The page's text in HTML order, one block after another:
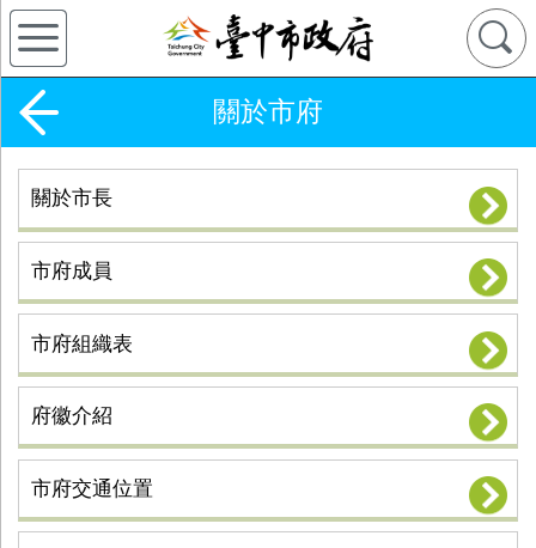
關於市府
關於市長
市府成員
市府組織表
府徽介紹
市府交通位置